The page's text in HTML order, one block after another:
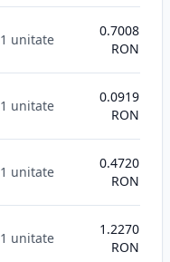
1 unitate
0.7008
RON
1 unitate
0.0919
RON
1 unitate
0.4720
RON
1 unitate
1.2270
RON